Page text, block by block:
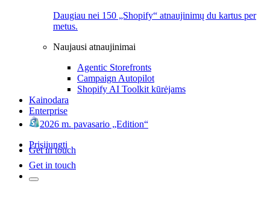
Daugiau nei 150 „Shopify“ atnaujinimų du kartus per
metus.
Naujausi atnaujinimai
Agentic Storefronts
Campaign Autopilot
Shopify AI Toolkit kūrėjams
Kainodara
Enterprise
2026 m. pavasario „Edition“
Prisijungti
Get in touch
Get in touch